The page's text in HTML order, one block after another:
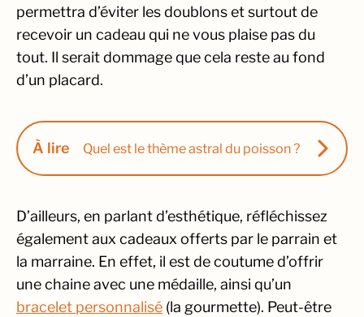
permettra d’éviter les doublons et surtout de
recevoir un cadeau qui ne vous plaise pas du
tout. Il serait dommage que cela reste au fond
d’un placard.
À lire Quel est le thème astral du poisson ?
D’ailleurs, en parlant d’esthétique, réfléchissez
également aux cadeaux offerts par le parrain et
la marraine. En effet, il est de coutume d’offrir
une chaine avec une médaille, ainsi qu’un
bracelet personnalisé (la gourmette). Peut-être